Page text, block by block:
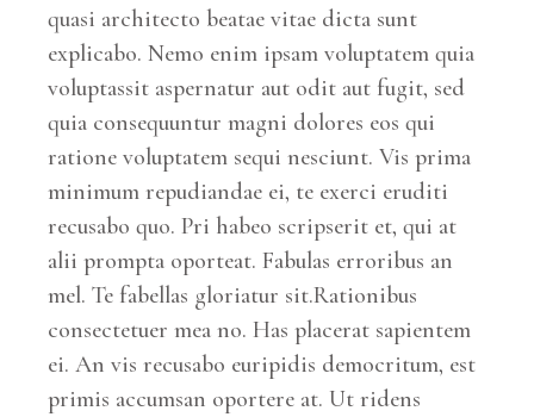
quasi architecto beatae vitae dicta sunt
explicabo. Nemo enim ipsam voluptatem quia
voluptassit aspernatur aut odit aut fugit, sed
quia consequuntur magni dolores eos qui
ratione voluptatem sequi nesciunt. Vis prima
minimum repudiandae ei, te exerci eruditi
recusabo quo. Pri habeo scripserit et, qui at
alii prompta oporteat. Fabulas erroribus an
mel. Te fabellas gloriatur sit.Rationibus
consectetuer mea no. Has placerat sapientem
ei. An vis recusabo euripidis democritum, est
primis accumsan oportere at. Ut ridens